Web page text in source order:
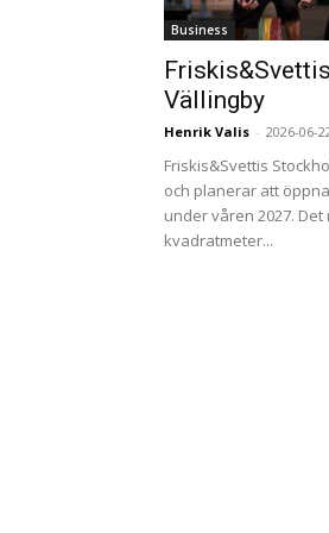
Business
Vällingby
Henrik Valis - 2026-06-
Friskis&Svettis
och planerar att
under våren 2027. Det
kvadratmeter...